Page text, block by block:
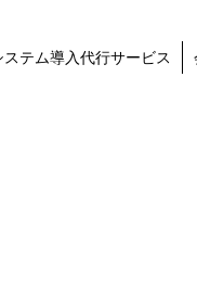
ステム導入代行サービス